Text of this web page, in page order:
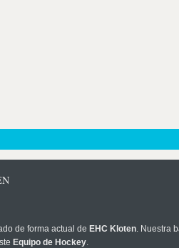
de forma actual de EHC Kloten. Nuestra
Equipo de Hockey.